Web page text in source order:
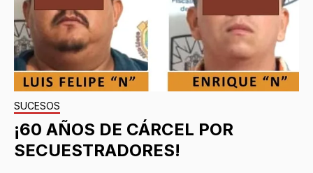
SUCESOS
¡60 AÑOS DE CÁRCEL POR
SECUESTRADORES!